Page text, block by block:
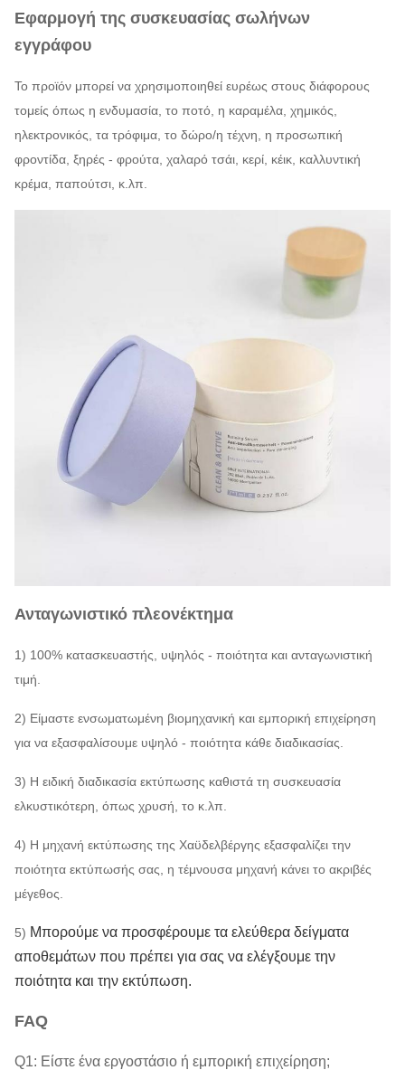
Εφαρμογή της συσκευασίας σωλήνων
εγγράφου
Το προϊόν μπορεί να χρησιμοποιηθεί ευρέως στους διάφορους
τομείς όπως η ενδυμασία, το ποτό, η καραμέλα, χημικός,
ηλεκτρονικός, τα τρόφιμα, το δώρο/η τέχνη, η προσωπική
φροντίδα, ξηρές - φρούτα, χαλαρό τσάι, κερί, κέικ, καλλυντική
κρέμα, παπούτσι, κ.λπ.
Ανταγωνιστικό πλεονέκτημα
1) 100% κατασκευαστής, υψηλός - ποιότητα και ανταγωνιστική
τιμή.
2) Είμαστε ενσωματωμένη βιομηχανική και εμπορική επιχείρηση
για να εξασφαλίσουμε υψηλό - ποιότητα κάθε διαδικασίας.
3) Η ειδική διαδικασία εκτύπωσης καθιστά τη συσκευασία
ελκυστικότερη, όπως χρυσή, το κ.λπ.
4) Η μηχανή εκτύπωσης της Χαϋδελβέργης εξασφαλίζει την
ποιότητα εκτύπωσής σας, η τέμνουσα μηχανή κάνει το ακριβές
μέγεθος.
5) Μπορούμε να προσφέρουμε τα ελεύθερα δείγματα
αποθεμάτων που πρέπει για σας να ελέγξουμε την
ποιότητα και την εκτύπωση.
FAQ
Q1: Είστε ένα εργοστάσιο ή εμπορική επιχείρηση;